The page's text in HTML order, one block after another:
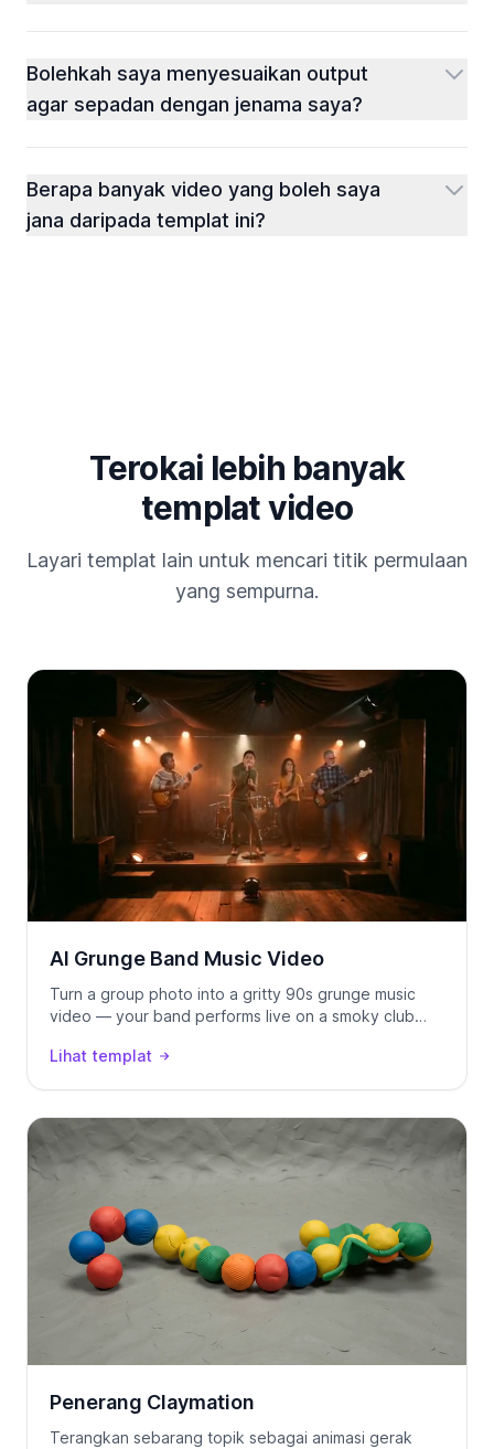
Bolehkah saya menyesuaikan output
agar sepadan dengan jenama saya?
Berapa banyak video yang boleh saya
jana daripada templat ini?
Terokai lebih banyak
templat video
Layari templat lain untuk mencari titik permulaan
yang sempurna.
AI Grunge Band Music Video
Turn a group photo into a gritty 90s grunge music
video — your band performs live on a smoky club
Lihat templat
Penerang Claymation
Terangkan sebarang topik sebagai animasi gerak